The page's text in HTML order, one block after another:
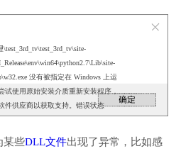
没有被指定在 Windows 上运
试使用原始安装介质重新安装程序，
件供应商以获取支持。错误状态
某些DLL文件出现了异常，比如感